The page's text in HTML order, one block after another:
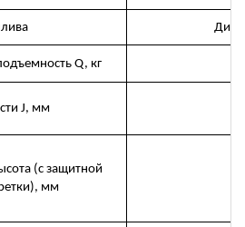
Q, кг
J, мм
(с защитной
мм